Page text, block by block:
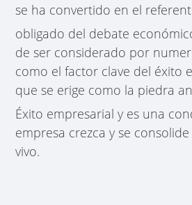
se ha convertido en el
obligado del debate
de ser considerado por
como el factor clave del éxito
que se erige como la piedra
Éxito empresarial y es una
empresa crezca y se
vivo.